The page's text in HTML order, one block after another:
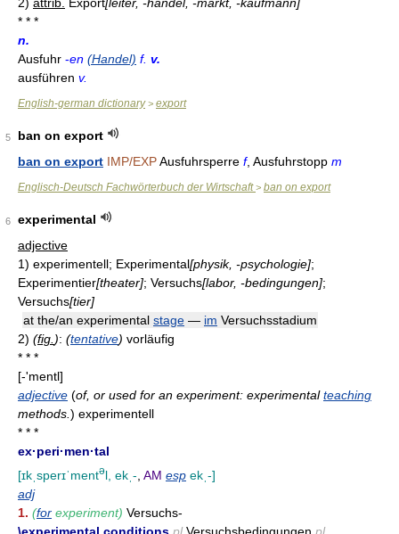
* * *
n.
Ausfuhr -en (Handel) f. v.
ausführen v.
English-german dictionary> export
5
ban on export
ban on export IMP/EXPAusfuhrsperre f, Ausfuhrstopp m
Englisch-Deutsch Fachwörterbuch der Wirtschaft> ban on export
6
experimental
adjective
1) experimentell; Experimental[physik, -psychologie];
Experimentier[theater]; Versuchs[labor, -bedingungen];
Versuchs[tier]
at the/an experimental stage — im Versuchsstadium
2) (fig. ): (tentative) vorläufig
* * *
[-'mentl]
adjective (of, or used for an experiment: experimentalteaching
methods. ) experimentell
* * *
ex·peri·men·tal
[ɪkˌsperɪˈmentəl, ekˌ- AM esp ekˌ-]
adj
1. (for experiment) Versuchs-
\experimental conditions plVersuchsbedingungen pl